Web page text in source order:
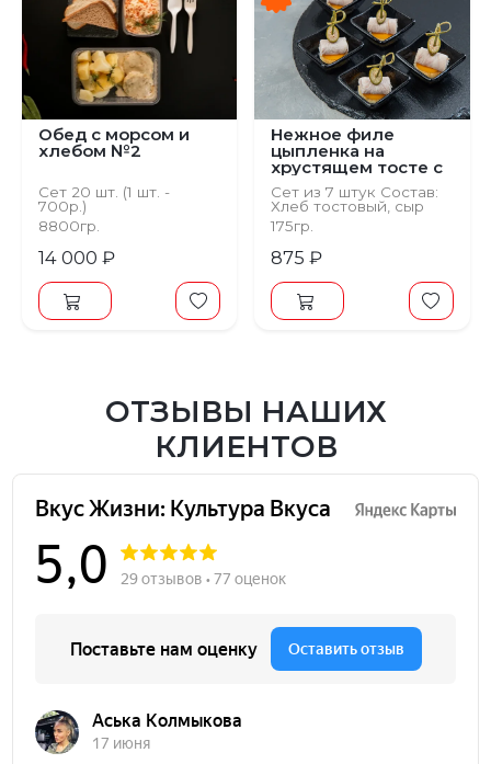
Обед с морсом и
хлебом №2
Сет 20 шт. (1 шт. -
700р.)
8800гр.
14 000 ₽
Нежное филе
цыпленка на
хрустящем тосте с
сыром Чеддер и
каперсом
Сет из 7 штук Состав:
Хлеб тостовый, сыр
творожный, каперсы,
сыр чеддер, куриная
грудка
175гр.
875 ₽
ОТЗЫВЫ НАШИХ
КЛИЕНТОВ